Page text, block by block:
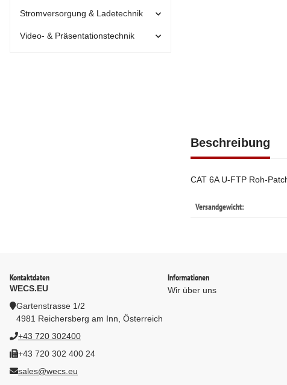
Beschreibung
CAT 6A U-FTP Roh-
Versandgewicht:
Stromversorgung & Ladetechnik
Video- & Präsentationstechnik
Kontaktdaten
WECS.EU
Gartenstrasse 1/2
4981 Reichersberg am Inn, Österreich
+43 720 302400
+43 720 302 400 24
sales@wecs.eu
Informationen
Wir über uns